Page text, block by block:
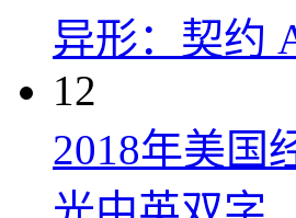
异形：契约
12
2018年美国